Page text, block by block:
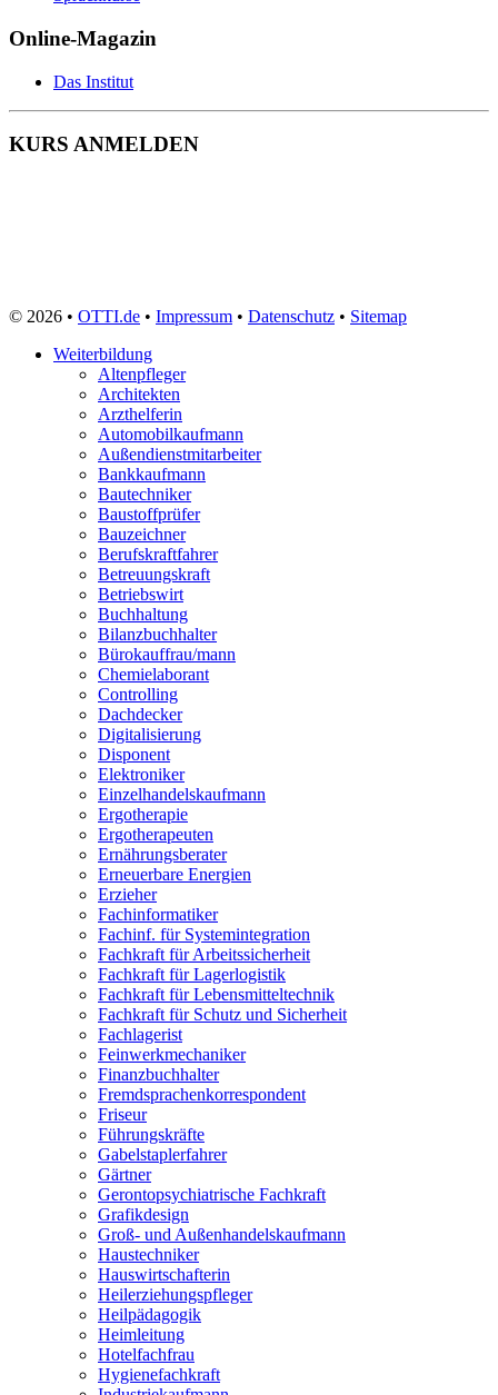
Online-Magazin
Das Institut
KURS ANMELDEN
© 2026 • OTTI.de • Impressum • Datenschutz • Sitemap
Weiterbildung
Altenpfleger
Architekten
Arzthelferin
Automobilkaufmann
Außendienstmitarbeiter
Bankkaufmann
Bautechniker
Baustoffprüfer
Bauzeichner
Berufskraftfahrer
Betreuungskraft
Betriebswirt
Buchhaltung
Bilanzbuchhalter
Bürokauffrau/mann
Chemielaborant
Controlling
Dachdecker
Digitalisierung
Disponent
Elektroniker
Einzelhandelskaufmann
Ergotherapie
Ergotherapeuten
Ernährungsberater
Erneuerbare Energien
Erzieher
Fachinformatiker
Fachinf. für Systemintegration
Fachkraft für Arbeitssicherheit
Fachkraft für Lagerlogistik
Fachkraft für Lebensmitteltechnik
Fachkraft für Schutz und Sicherheit
Fachlagerist
Feinwerkmechaniker
Finanzbuchhalter
Fremdsprachenkorrespondent
Friseur
Führungskräfte
Gabelstaplerfahrer
Gärtner
Gerontopsychiatrische Fachkraft
Grafikdesign
Groß- und Außenhandelskaufmann
Haustechniker
Hauswirtschafterin
Heilerziehungspfleger
Heilpädagogik
Heimleitung
Hotelfachfrau
Hygienefachkraft